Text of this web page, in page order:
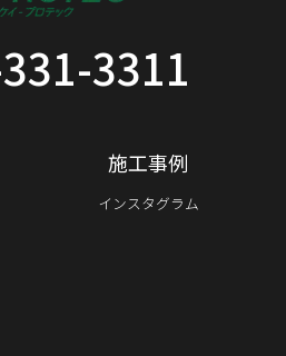
3311
施工事例
インスタグラム